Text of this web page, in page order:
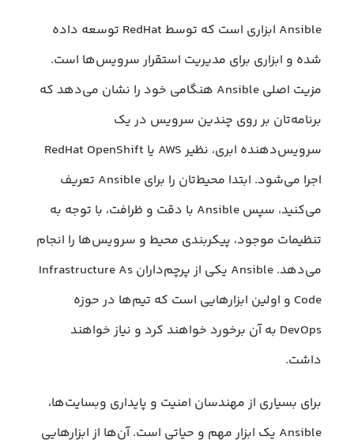
Ansible ابزاری است که توسط RedHat توسعه داده
شده و ابزاری برای مدیریت استقرار سرویس‌ها است.
مزیت اصلی Ansible هنگامی خود را نشان می‌دهد که
برنامه‌تان بر روی چندین سرویس در یک
سرویس‌دهنده ابری، نظیر AWS یا RedHat OpenShift
اجرا می‌شود. ابتدا محیط‌تان را برای Ansible تعریف
می‌کنید، سپس Ansible با دقت و ظرافت، با توجه به
تنظیمات موجود، پیکربندی محیط و سرویس‌ها را انجام
می‌دهد. Ansible یکی از پرچم‌داران Infrastructure As
Code و اولین ابزارهایی است که تیم‌ها در حوزه
DevOps به آن برخورد خواهند کرد و نیاز خواهند
داشت.
برای بسیاری از مهندسان امنیت و پایداری وبسایت‌ها،
Ansible یک ابزار مهم و حیاتی است. آن‌ها از ابزار‌هایی